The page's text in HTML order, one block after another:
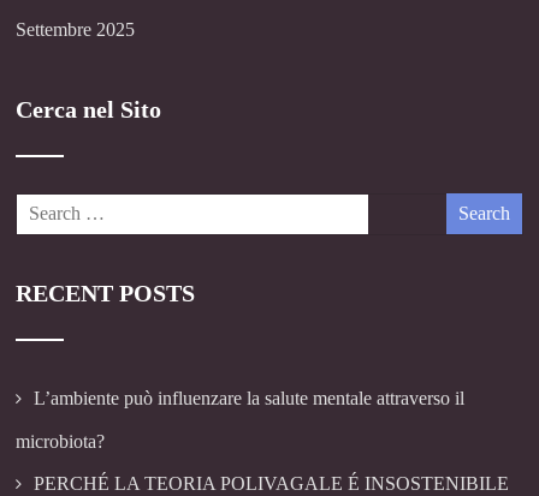
Settembre 2025
Cerca nel Sito
RECENT POSTS
L’ambiente può influenzare la salute mentale attraverso il
microbiota?
PERCHÉ LA TEORIA POLIVAGALE É INSOSTENIBILE